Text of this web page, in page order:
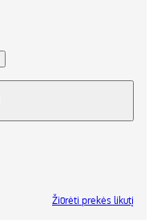
Žiūrėti prekės likutį